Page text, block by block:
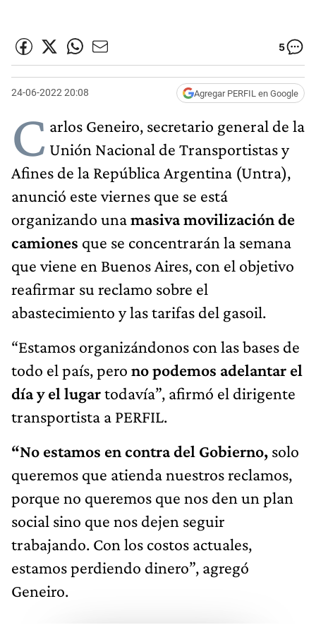
5
24-06-2022 20:08 Agregar PERFIL en Google
C arlos Geneiro, secretario general de la
Unión Nacional de Transportistas y
Afines de la República Argentina (Untra),
anunció este viernes que se está
organizando unamasiva movilización de
camiones que se concentrarán la semana
que viene en Buenos Aires, con el objetivo
reafirmar su reclamo sobre el
abastecimiento y las tarifas del gasoil.
“Estamos organizándonos con las bases de
todo el país, pero no podemos adelantar el
día y el lugartodavía”, afirmó el dirigente
transportista a PERFIL.
“No estamos en contra del Gobierno, solo
queremos que atienda nuestros reclamos,
porque no queremos que nos den un plan
social sino que nos dejen seguir
trabajando. Con los costos actuales,
estamos perdiendo dinero”, agregó
Geneiro.